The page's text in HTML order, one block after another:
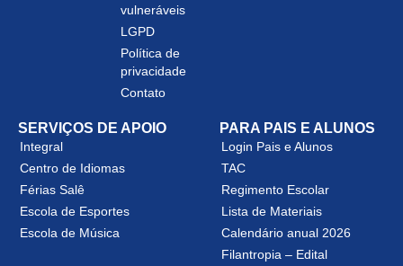
vulneráveis
LGPD
Política de
privacidade
Contato
SERVIÇOS DE APOIO
Integral
Centro de Idiomas
Férias Salê
Escola de Esportes
Escola de Música
PARA PAIS E ALUNOS
Login Pais e Alunos
TAC
Regimento Escolar
Lista de Materiais
Calendário anual 2026
Filantropia – Edital